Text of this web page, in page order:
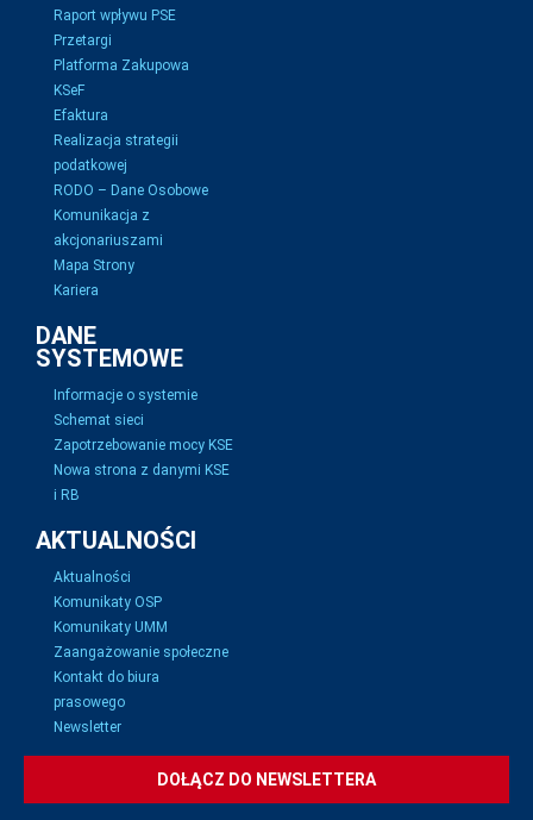
Raport wpływu PSE
Przetargi
Platforma Zakupowa
KSeF
Efaktura
Realizacja strategii
podatkowej
RODO – Dane Osobowe
Komunikacja z
akcjonariuszami
Mapa Strony
Kariera
DANE
SYSTEMOWE
Informacje o systemie
Schemat sieci
Zapotrzebowanie mocy KSE
Nowa strona z danymi KSE
i RB
AKTUALNOŚCI
Aktualności
Komunikaty OSP
Komunikaty UMM
Zaangażowanie społeczne
Kontakt do biura
prasowego
Newsletter
DOŁĄCZ DO NEWSLETTERA